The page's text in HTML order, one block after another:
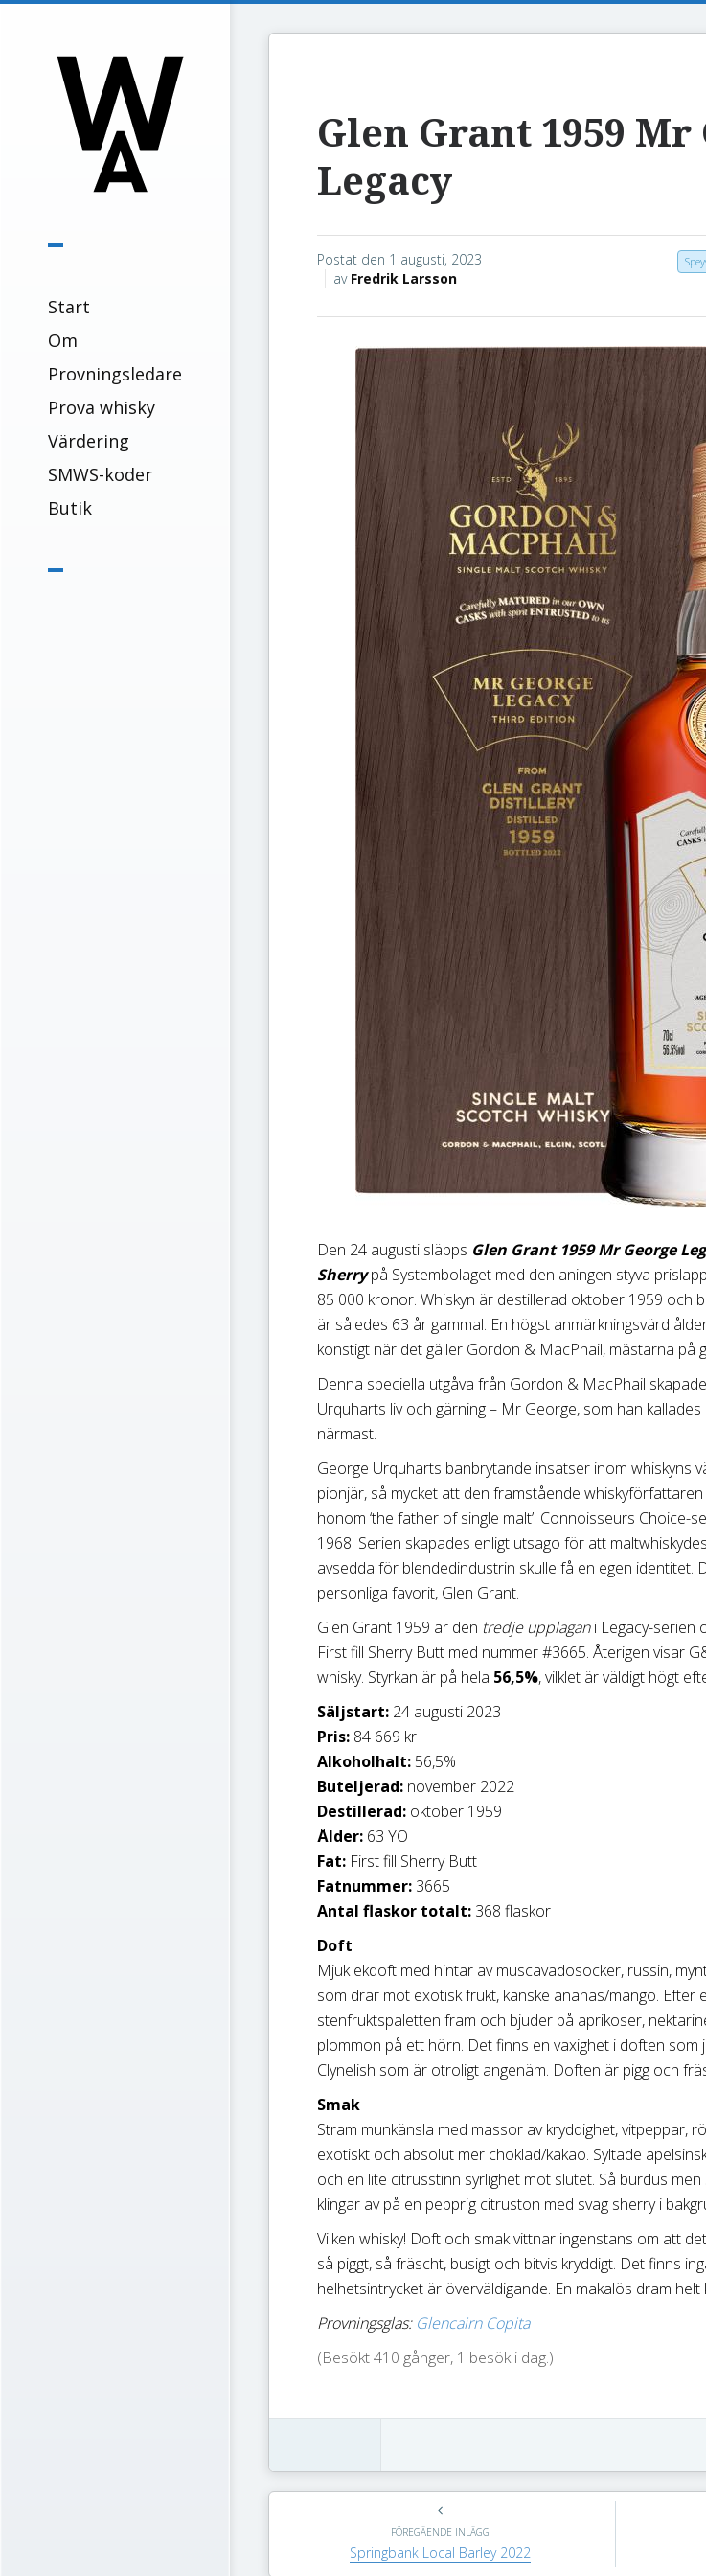
Start
Om
Provningsledare
Prova whisky
Värdering
SMWS-koder
Butik
Glen Grant 1959 Mr
Legacy
Postat den 1 augusti, 2023
av Fredrik Larsson
Den 24 augusti släpps Glen Grant 1959 Mr George
Sherrypå Systembolaget med den aningen styva
85 000 kronor. Whiskyn är destillerad oktober 1959 och
är således 63 år gammal. En högst anmärkningsvärd
konstigt när det gäller Gordon & MacPhail, mästarna på
Denna speciella utgåva från Gordon & MacPhail
Urquharts liv och gärning – Mr George, som han
närmast.
George Urquharts banbrytande insatser inom whiskyns
pionjär, så mycket att den framstående
honom ‘the father of single malt’. Connoisseurs Choice-
1968. Serien skapades enligt utsago för att
avsedda för blendedindustrin skulle få en egen identitet.
personliga favorit, Glen Grant.
Glen Grant 1959 är den tredje upplagani Legacy-serien
First fill Sherry Butt med nummer #3665. Återigen visar
whisky. Styrkan är på hela 56,5%, vilklet är väldigt högt
Säljstart: 24 augusti 2023
Pris: 84 669 kr
Alkoholhalt: 56,5%
Buteljerad: november 2022
Destillerad: oktober 1959
Ålder: 63 YO
Fat: First fill Sherry Butt
Fatnummer: 3665
Antal flaskor totalt: 368 flaskor
Doft
Mjuk ekdoft med hintar av muscavadosocker, russin,
som drar mot exotisk frukt, kanske ananas/mango. Efter
stenfruktspaletten fram och bjuder på aprikoser,
plommon på ett hörn. Det finns en vaxighet i doften som
Clynelish som är otroligt angenäm. Doften är pigg och
Smak
Stram munkänsla med massor av kryddighet, vitpeppar,
exotiskt och absolut mer choklad/kakao. Syltade
och en lite citrusstinn syrlighet mot slutet. Så burdus
klingar av på en pepprig citruston med svag sherry i
Vilken whisky! Doft och smak vittnar ingenstans om att
så piggt, så fräscht, busigt och bitvis kryddigt. Det finns
helhetsintrycket är överväldigande. En makalös dram helt
Provningsglas: Glencairn Copita
(Besökt 410 gånger, 1 besök i dag.)
FÖREGÄENDE INLÄGG
Springbank Local Barley 2022